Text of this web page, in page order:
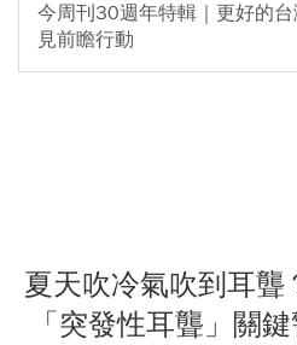
今周刊30週年特輯｜更好的
見前瞻行動
夏天吹冷氣吹到耳聾
「突發性耳聾」關